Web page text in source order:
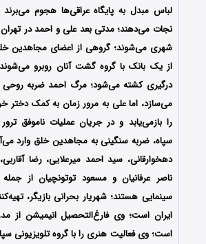
لباس مبدل به پایگاه عراقی‌ها هجوم
نجات می‌دهند؛ مدتی بعد علی و احمد در
شهری می‌شوند؛ گروهی از اعضای مجاهدین
از یک بانک با گروه گشت آنان روبرو
درگیری کشته می‌شود؛ مرگ احمد ضربه
می‌سازد، اما علی به مرور زمان به کمک دختر
را بازمی‌یابد و در جریان عملیات ناموفق
سپاه، ضربه سنگینی به مجاهدین خلق وارد
دهخوارقانی، سید احمد میرعلایی، رضا
ناصر عرفانیان و مسعود توتونچیان از جمله
سینمایی هستند؛ شهریار بحرانی بازیگر،
ایران است؛ وی فارغ‌التحصیل انیمیشن از
است؛ وی فعالیت هنری را با گروه تلویزیونی